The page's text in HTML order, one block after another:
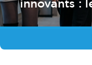
innovants :